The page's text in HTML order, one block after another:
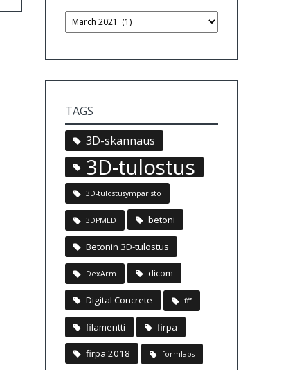
Archives
TAGS
3D-skannaus
3D-tulostus
3D-tulostusympäristö
3DPMED betoni
Betonin 3D-tulostus
DexArm dicom
Digital Concrete fff
filamentti firpa
firpa 2018 formlabs